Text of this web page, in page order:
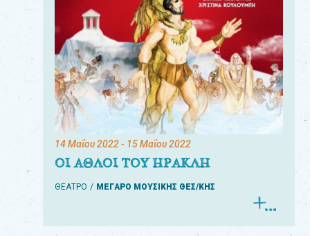
14 Μαΐου 2022- 15 Μαΐου 2022
ΟΙ ΑΘΛΟΙ ΤΟΥ ΗΡΑΚΛΗ
ΘΕΑΤΡΟ ΜΕΓΑΡΟ ΜΟΥΣΙΚΗΣ ΘΕΣ/ΚΗΣ